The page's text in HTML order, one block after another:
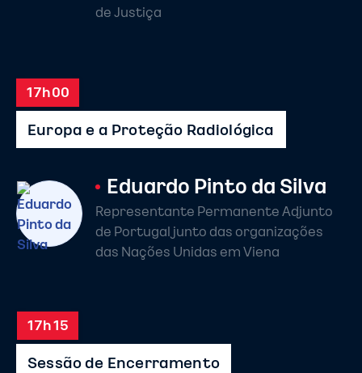
de Justiça
17h00
Europa e a Proteção Radiológica
Eduardo Pinto da Silva
Representante Permanente Adjunto
de Portugal junto das organizações
das Nações Unidas em Viena
17h15
Sessão de Encerramento